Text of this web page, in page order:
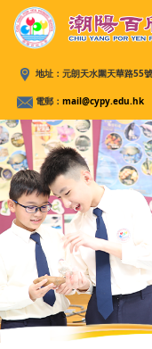
地址： 元朗天水圍天華路55
電郵： mail@cypy.edu.hk